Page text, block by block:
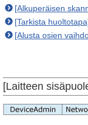
[Alkuperäisen
[Tarkista
[Alusta osien
[Laitteen